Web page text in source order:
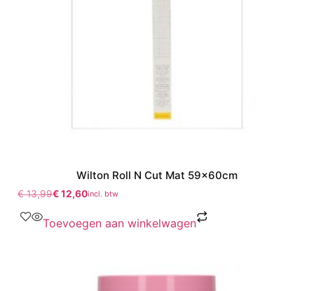
Wilton Roll N Cut Mat 59x60cm
€13,99€12,60incl. btw
Toevoegen aan winkelwagen